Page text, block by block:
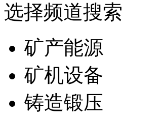
选择频道搜索
矿产能源
矿机设备
铸造锻压